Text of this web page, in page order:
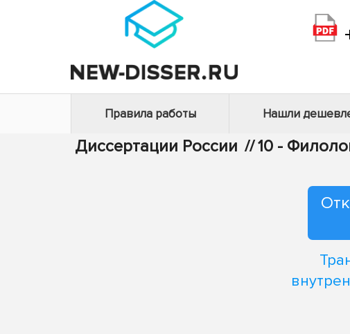
Правила работы Нашли
Диссертации России //10 -